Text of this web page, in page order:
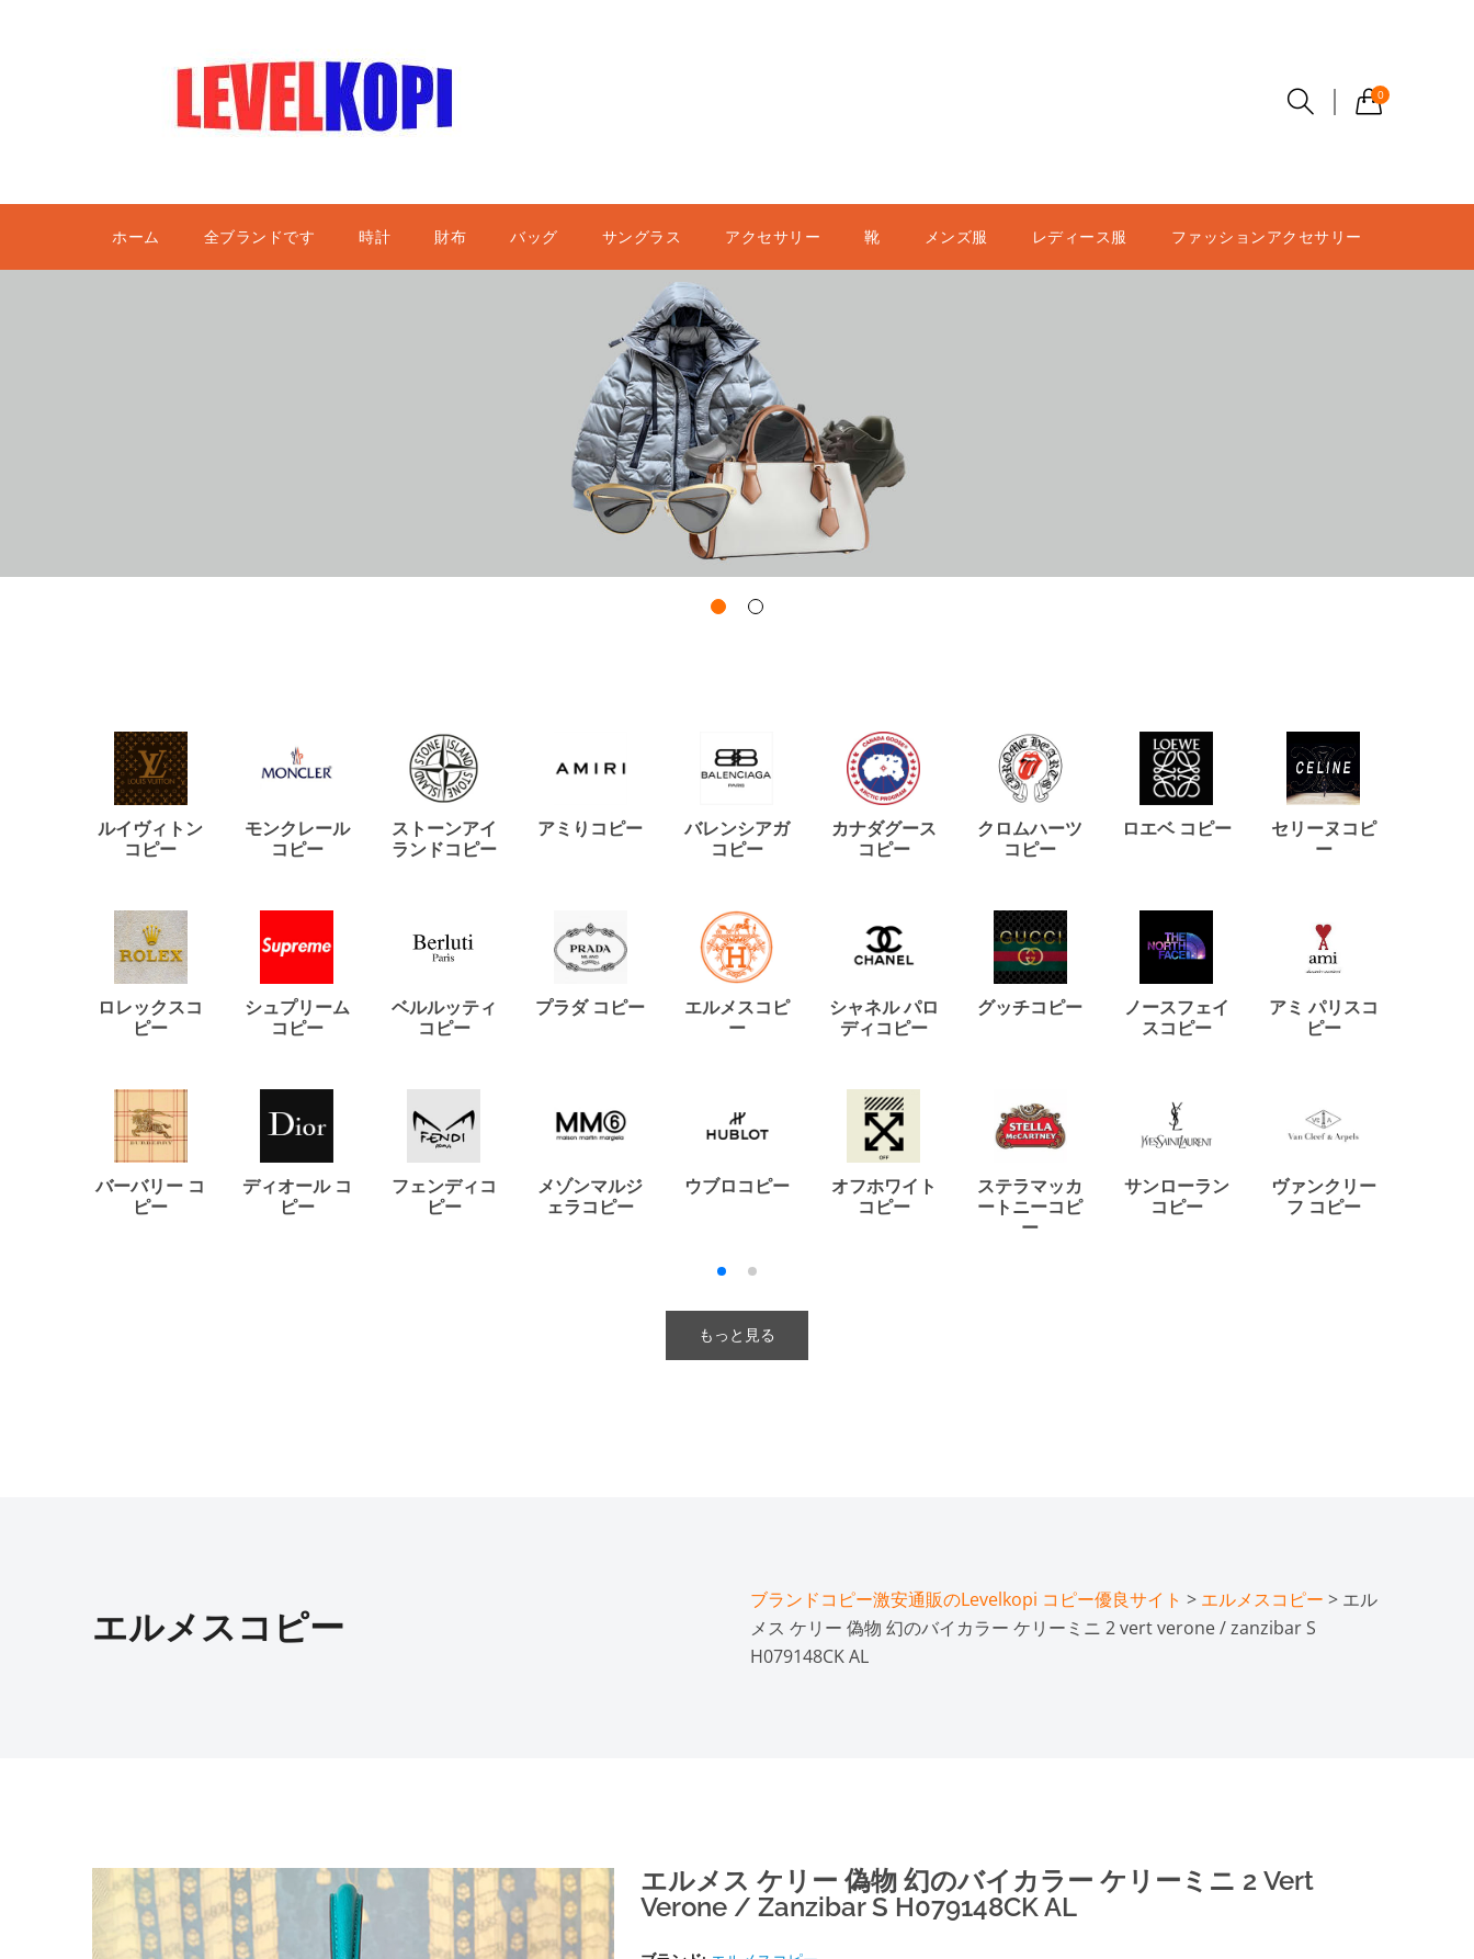
0
ホーム 全ブランドです 時計 財布 バッグ サングラス アクセサリー 靴 メンズ服 レディース服 ファッションアクセサリー
ルイヴィトン
コピー
モンクレール
コピー
ストーンアイ
ランドコピー
アミりコピー
バレンシアガ
コピー
カナダグース
コピー
クロムハーツ
コピー
ロエベ コピー
セリーヌコピ
ー
ロレックスコ
ピー
シュプリーム
コピー
ベルルッティ
コピー
プラダ コピー
エルメスコピ
ー
シャネル パロ
ディコピー
グッチコピー
ノースフェイ
スコピー
アミ パリスコ
ピー
バーバリー コ
ピー
ディオール コ
ピー
フェンディコ
ピー
メゾンマルジ
ェラコピー
ウブロコピー
オフホワイト
コピー
ステラマッカ
ートニーコピ
ー
サンローラン
コピー
ヴァンクリー
フ コピー
もっと見る
エルメスコピー
ブランドコピー激安通販のLevelkopi コピー優良サイト > エルメスコピー > エル
メス ケリー 偽物 幻のバイカラー ケリーミニ 2 vert verone / zanzibar S
H079148CK AL
エルメス ケリー 偽物 幻のバイカラー ケリーミニ 2 Vert
Verone / Zanzibar S H079148CK AL